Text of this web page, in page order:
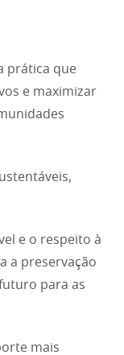
prática que
e maximizar
e o respeito à
a preservação
para as
mais